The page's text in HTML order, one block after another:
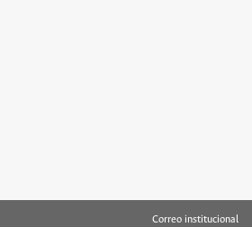
Correo institucional